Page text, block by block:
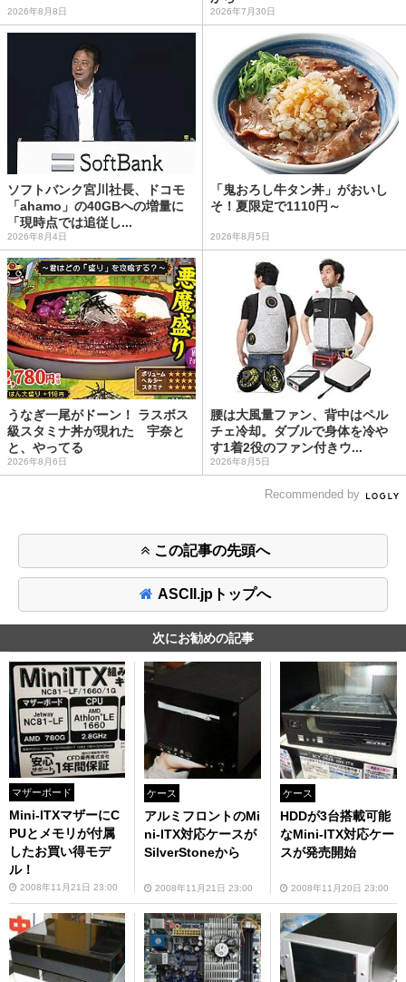
2026年8月8日 2026年7月30日
ソフトバンク宮川社長、ドコモ
「ahamo」の40GBへの増量に
「現時点では追従し...
2026年8月4日
「鬼おろし牛タン丼」がおいし
そ！夏限定で1110円～
2026年8月5日
うなぎ一尾がドーン！ ラスボス
級スタミナ丼が現れた 宇奈と
と、やってる
2026年8月6日
腰は大風量ファン、背中はペル
チェ冷却。ダブルで身体を冷や
す1着2役のファン付きウ...
2026年8月5日
Recommended by
この記事の先頭へ
ASCII.jpトップへ
次にお勧めの記事
マザーボード
Mini-ITXマザーにC
PUとメモリが付属
したお買い得モデ
ル！
2008年11月21日 23:00
ケース
アルミフロントのMi
ni-ITX対応ケースが
SilverStoneから
2008年11月21日 23:00
ケース
HDDが3台搭載可能
なMini-ITX対応ケー
スが発売開始
2008年11月20日 23:00